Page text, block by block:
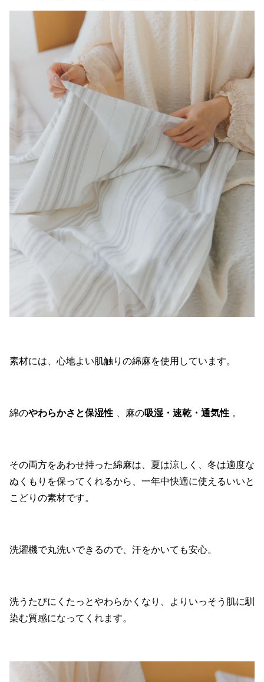
素材には、心地よい肌触りの綿麻を使用しています。
綿のやわらかさと保湿性 、麻の吸湿・速乾・通気性 。
その両方をあわせ持った綿麻は、夏は涼しく、冬は適度な
ぬくもりを保ってくれるから、一年中快適に使えるいいと
こどりの素材です。
洗濯機で丸洗いできるので、汗をかいても安心。
洗うたびにくたっとやわらかくなり、よりいっそう肌に馴
染む質感になってくれます。